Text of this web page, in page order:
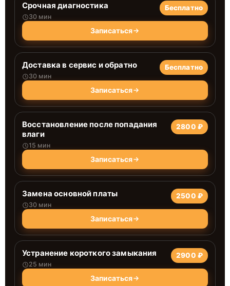
Срочная диагностика
30 мин
Бесплатно
Записаться
Доставка в сервис и обратно
30 мин
Бесплатно
Записаться
Восстановление после попадания
влаги
15 мин
2800 ₽
Записаться
Замена основной платы
30 мин
2500 ₽
Записаться
Устранение короткого замыкания
25 мин
2900 ₽
Записаться